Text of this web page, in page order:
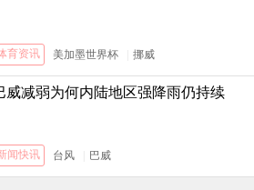
育资讯 美加墨世界杯 挪威
威减弱为何内陆地区强降雨仍持续
闻快讯 台风 巴威